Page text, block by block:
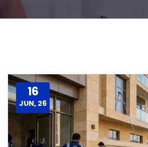
16
JUN, 26